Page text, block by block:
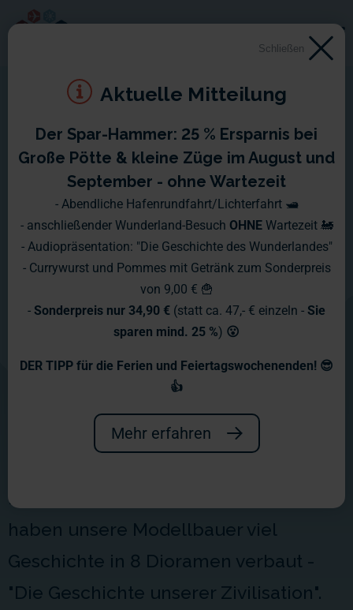
Wochenberichte 2012
Sonderausstellung: In
Bundeszentrale für politische Bildung
haben unsere Modellbauer viel
Geschichte in 8 Dioramen verbaut -
"Die Geschichte unserer Zivilisation".
Schließen
Aktuelle Mitteilung
Der Spar-Hammer: 25 % Ersparnis bei
Große Pötte & kleine Züge im August und
September - ohne Wartezeit
- Abendliche Hafenrundfahrt/Lichterfahrt 🛥️
- anschließender Wunderland-Besuch OHNE Wartezeit 🚂
- Audiopräsentation: "Die Geschichte des Wunderlandes"
- Currywurst und Pommes mit Getränk zum Sonderpreis
von 9,00 € 🍟
- Sonderpreis nur 34,90 € (statt ca. 47,- € einzeln - Sie
sparen mind. 25 %) 😮
DER TIPP für die Ferien und Feiertagswochenenden! 😎
👍
Mehr erfahren